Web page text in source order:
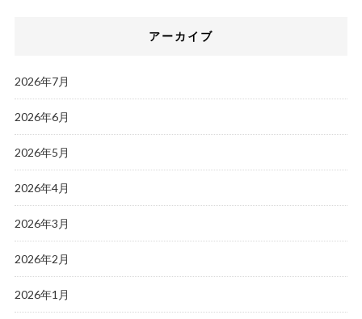
アーカイブ
2026年7月
2026年6月
2026年5月
2026年4月
2026年3月
2026年2月
2026年1月